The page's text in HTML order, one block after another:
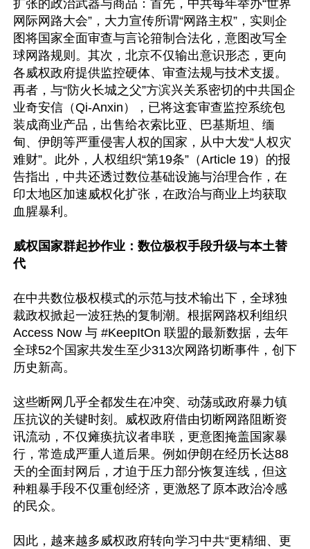
扩张的政治武器与商品：首先，中共每年举办“世界
网际网路大会”，大力宣传所谓“网路主权”，实则企
图将国家全面审查与言论箝制合法化，意图改写全
球网路规则。其次，北京不仅输出意识形态，更向
各威权政府提供监控硬体、审查法规与技术支援。
再者，与“防火长城之父”方滨兴关系密切的中共国企
业奇安信（Qi-Anxin），已将这套审查监控系统包
装成商业产品，出售给衣索比亚、巴基斯坦、缅
甸、伊朗等严重侵害人权的国家，从中大发“人权灾
难财”。此外，人权组织“第19条”（Article 19）的报
告指出，中共还透过数位基础设施与治理合作，在
印太地区加速威权化扩张，在政治与商业上均获取
血腥暴利。
威权国家群起抄作业：数位极权手段升级与本土替
代
在中共数位极权模式的示范与技术输出下，全球独
裁政权掀起一波狂热的复制潮。根据网路权利组织
Access Now 与 #KeepItOn 联盟的最新数据，去年
全球52个国家共发生至少313次网路切断事件，创下
历史新高。
这些断网几乎全都发生在冲突、动荡或政府暴力镇
压抗议的关键时刻。威权政府借由切断网路阻断资
讯流动，不仅瘫痪抗议者串联，更意图掩盖国家暴
行，常造成严重人道后果。例如伊朗在经历长达88
天的全面封网后，才迫于压力部分恢复连线，但这
种粗暴手段不仅重创经济，更激怒了原本政治冷感
的民众。
因此，越来越多威权政府转向学习中共“更精细、更